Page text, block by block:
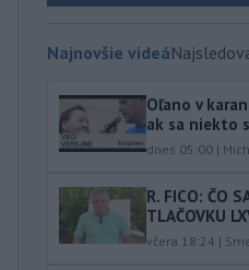
Najnovšie videá
Oľano v
ak sa niekto
dnes 05:00 |
R. FICO: ČO
TLAČOVKU
včera 18:24 |